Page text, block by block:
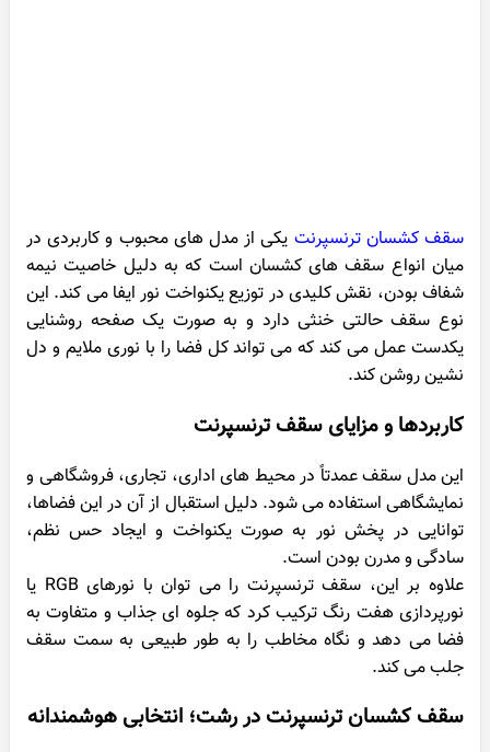
سقف کشسان ترنسپرنت یکی از مدل های محبوب و کاربردی در
میان انواع سقف های کشسان است که به دلیل خاصیت نیمه
شفاف بودن، نقش کلیدی در توزیع یکنواخت نور ایفا می کند. این
نوع سقف حالتی خنثی دارد و به صورت یک صفحه روشنایی
یکدست عمل می کند که می تواند کل فضا را با نوری ملایم و دل
نشین روشن کند.
کاربردها و مزایای سقف ترنسپرنت
این مدل سقف عمدتاً در محیط های اداری، تجاری، فروشگاهی و
نمایشگاهی استفاده می شود. دلیل استقبال از آن در این فضاها،
توانایی در پخش نور به صورت یکنواخت و ایجاد حس نظم،
سادگی و مدرن بودن است.
علاوه بر این، سقف ترنسپرنت را می توان با نورهای RGB یا
نورپردازی هفت رنگ ترکیب کرد که جلوه ای جذاب و متفاوت به
فضا می دهد و نگاه مخاطب را به طور طبیعی به سمت سقف
جلب می کند.
سقف کشسان ترنسپرنت در رشت؛ انتخابی هوشمندانه